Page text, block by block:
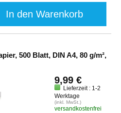
In den Warenkorb
500 Blatt, DIN A4, 80 g/m²,
9,99 €
Lieferzeit : 1-2
Werktage
(inkl. MwSt.)
versandkostenfrei